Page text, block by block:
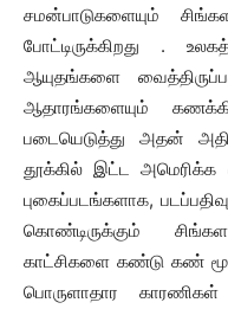
சமன்பாடுகளையும்
போட்டிருக்கிறது .
ஆயுதங்களை
ஆதாரங்களையும்
படையெடுத்து அதன்
தூக்கில் இட்ட அமெரிக்க
புகைப்படங்களாக,
கொண்டிருக்கும்
காட்சிகளை கண்டு கண்
பொருளாதார